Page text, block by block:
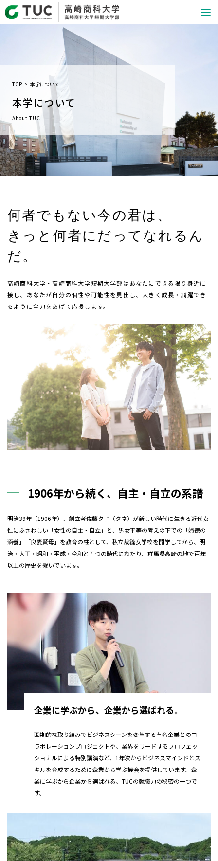
TOP 本学について
本学について
About TUC
何者でもない今の君は、
きっと何者にだってなれるん
だ。
高崎商科大学・高崎商科大学短期大学部はあなたにできる限り身近に
接し、あなたが自分の個性や可能性を見出し、大きく成長・飛躍でき
るように全力をあげて応援します。
1906年から続く、自主・自立の系譜
明治39年（1906年）、創立者佐藤タ子（タネ）が新しい時代に生きる近代女
性にふさわしい「女性の自主・自立」と、男女平等の考えの下での「婦徳の
涵養」「良妻賢母」を教育の柱として、私立裁縫女学校を開学してから、明
治・大正・昭和・平成・令和と五つの時代にわたり、群馬県高崎の地で百年
以上の歴史を繋いでいます。
企業に学ぶから、企業から選ばれる。
画期的な取り組みでビジネスシーンを変革する有名企業とのコ
ラボレーションプロジェクトや、業界をリードするプロフェッ
ショナルによる特別講演など、1年次からビジネスマインドとス
キルを育成するために企業から学ぶ機会を提供しています。企
業に学ぶから企業から選ばれる、TUCの就職力の秘密の一つで
す。